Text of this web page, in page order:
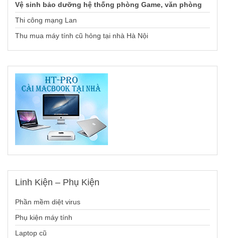
Vệ sinh bảo dưỡng hệ thống phòng Game, văn phòng
Thi công mạng Lan
Thu mua máy tính cũ hỏng tại nhà Hà Nội
Linh Kiện – Phụ Kiện
Phần mềm diệt virus
Phụ kiện máy tính
Laptop cũ